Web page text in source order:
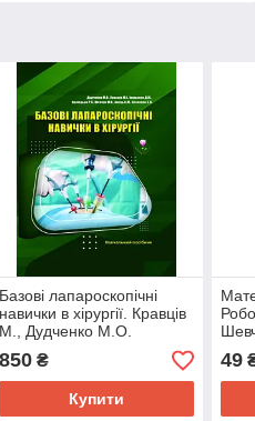
Базові лапароскопічні
навички в хірургії. Кравців
М., Дудченко М.О.
850₴
Купити
49